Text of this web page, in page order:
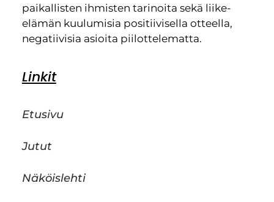
paikallisten ihmisten tarinoita sekä liike-
elämän kuulumisia positiivisella otteella,
negatiivisia asioita piilottelematta.
Linkit
Etusivu
Jutut
Näköislehti